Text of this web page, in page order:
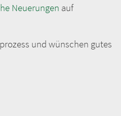
Neuerungen auf
und wünschen gutes